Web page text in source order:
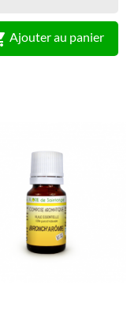
Ajouter au panier